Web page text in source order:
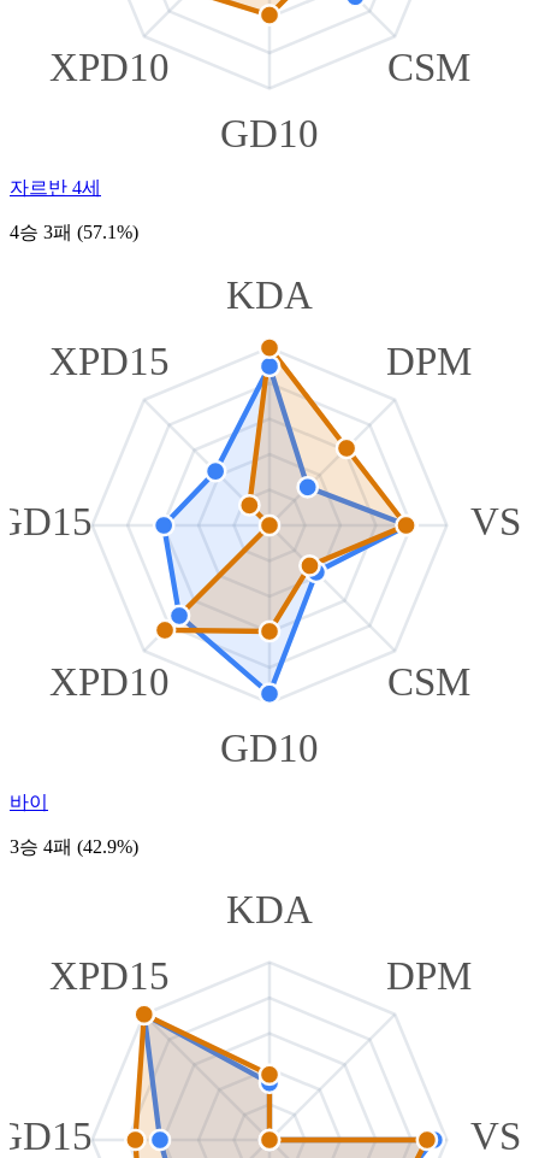
CSM
GD10
XPD10
자르반 4세
4승 3패 (57.1%)
KDA
DPM
VS
CSM
GD10
XPD10
XPD15
바이
3승 4패 (42.9%)
KDA
DPM
VS
XPD15